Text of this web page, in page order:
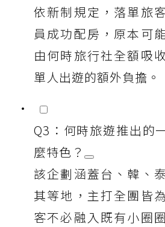
依新制規定，落單旅
員成功配房，原本可
由何時旅行社全額吸
單人出遊的額外負擔。
Q3：何時旅遊推出的
麼特色？
該企劃涵蓋台、韓、
其等地，主打全團皆
客不必融入既有小圈